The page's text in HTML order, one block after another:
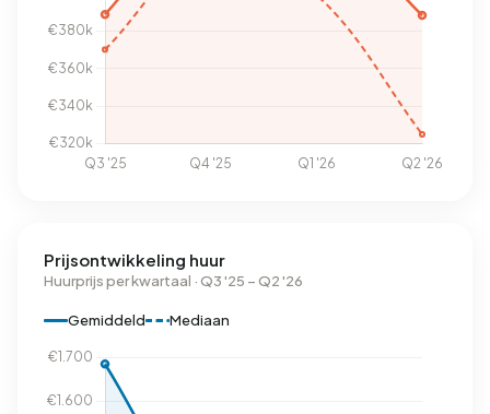
Prijsontwikkeling huur
Huurprijs per kwartaal · Q3 '25 – Q2 '26
Gemiddeld Mediaan